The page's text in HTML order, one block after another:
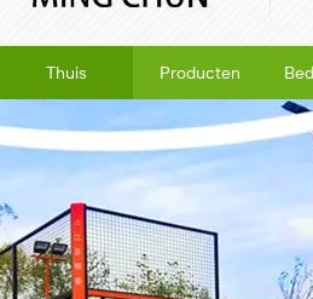
Thuis Producten